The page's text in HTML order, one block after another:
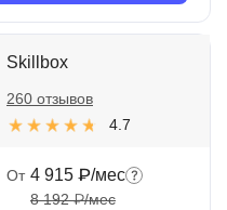
Skillbox
4.7
260 отзывов
От 4 915 ₽/мес
8 192 ₽/мес